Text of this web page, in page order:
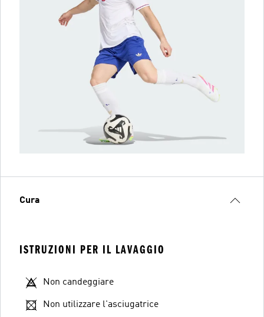
Cura
ISTRUZIONI PER IL LAVAGGIO
Non candeggiare
Non utilizzare l'asciugatrice